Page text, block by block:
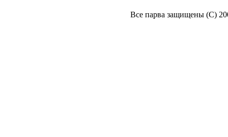
Все парва защищены (С)